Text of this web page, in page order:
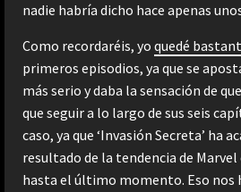
nadie habría dicho hace apenas
Como recordaréis, yo quedé
primeros episodios, ya que se
más serio y daba la sensación de
que seguir a lo largo de sus seis
caso, ya que ‘Invasión Secreta’ ha
resultado de la tendencia de
hasta el último momento. Eso nos